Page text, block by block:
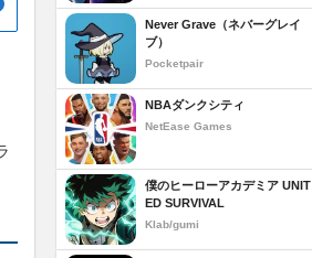
Never Grave（ネバーグレイ
ブ）
Pocketpair
NBAダンクシティ
NetEase Games
僕のヒーローアカデミア UNIT
ED SURVIVAL
Klab/gumi